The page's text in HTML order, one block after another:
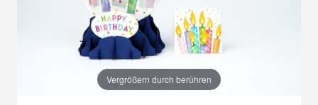
Vergrößern durch berühren